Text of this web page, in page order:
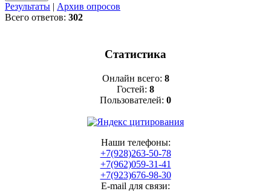
Результаты | Архив опросов
Всего ответов: 302
Статистика
Онлайн всего: 8
Гостей: 8
Пользователей: 0
Наши телефоны:
+7(928)263-50-78
+7(962)059-31-41
+7(923)676-98-30
E-mail для связи: